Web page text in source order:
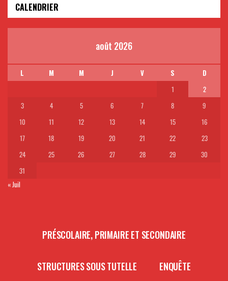
CALENDRIER
août 2026
L M M J V S
D
1
2
3
4 5 6 7 8
9
10
11 12 13 14 15
16
17
18 19 20 21 22
23
24
25 26 27 28 29
30
31
« Juil
PRÉSCOLAIRE, PRIMAIRE ET SECONDAIRE
STRUCTURES SOUS TUTELLE ENQUÊTE